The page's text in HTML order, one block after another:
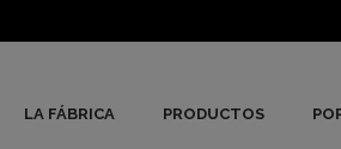
LA FÁBRICA PRODUCTOS